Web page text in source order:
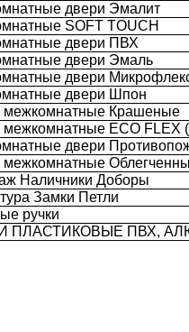
двери Эмалит
SOFT TOUCH
двери ПВХ
двери Эмаль
двери
двери Шпон
межкомнатные Крашеные
ECO FLEX
двери
межкомнатные
Наличники Доборы
Замки Петли
ручки
ПЛАСТИКОВЫЕ ПВХ,